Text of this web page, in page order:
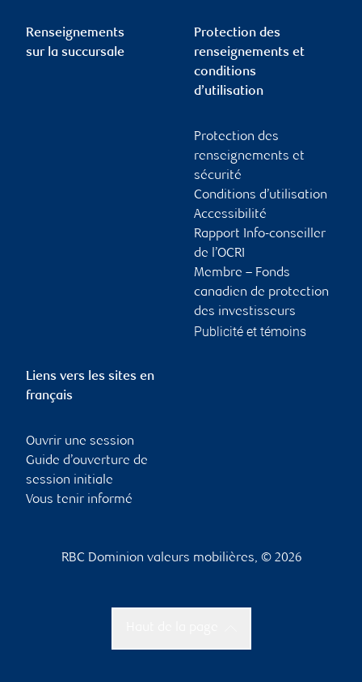
Renseignements
sur la succursale
Protection des
renseignements et
conditions
d’utilisation
Protection des
renseignements et
sécurité
Conditions d’utilisation
Accessibilité
Rapport Info-conseiller
de l’OCRI
Membre – Fonds
canadien de protection
des investisseurs
Publicité et témoins
Liens vers les sites en
français
Ouvrir une session
Guide d’ouverture de
session initiale
Vous tenir informé
RBC Dominion valeurs mobilières, © 2026